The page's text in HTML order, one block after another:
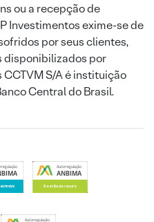
ou a recepção de
Investimentos exime-se de
por seus clientes,
disponibilizados por
S/A é instituição
Central do Brasil.